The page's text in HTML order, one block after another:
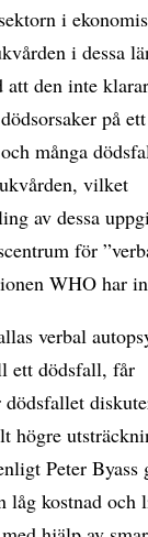
i
i dessa
att den inte
på ett
många
vilket
av dessa
för
WHO har
verbal
ett dödsfall, får
högre
Peter Byass
låg kostnad och